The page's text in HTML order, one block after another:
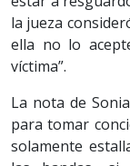
la jueza
ella no lo
víctima”.
La nota de
para tomar
solamente